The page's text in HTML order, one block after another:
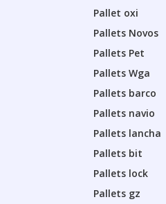
Pallet oxi
Pallets Novos
Pallets Pet
Pallets Wga
Pallets barco
Pallets navio
Pallets lancha
Pallets bit
Pallets lock
Pallets gz